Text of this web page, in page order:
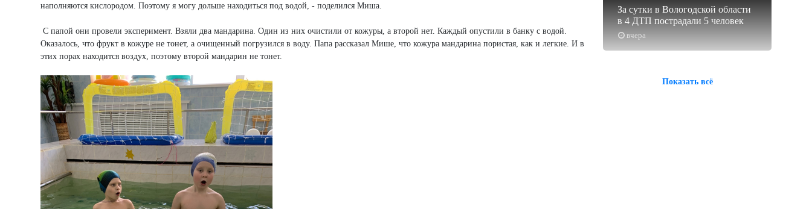
наполняются кислородом. Поэтому я могу дольше находиться под водой, - поделился Миша.
С папой они провели эксперимент. Взяли два мандарина. Один из них очистили от кожуры, а второй нет. Каждый опустили в банку с водой.
Оказалось, что фрукт в кожуре не тонет, а очищенный погрузился в воду. Папа рассказал Мише, что кожура мандарина пористая, как и легкие. И в
этих порах находится воздух, поэтому второй мандарин не тонет.
вчера
За сутки в Вологодской области
в 4 ДТП пострадали 5 человек
Показать всё